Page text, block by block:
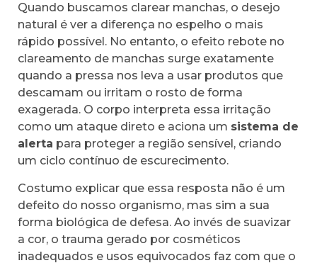
Quando buscamos clarear manchas, o desejo
natural é ver a diferença no espelho o mais
rápido possível. No entanto, o efeito rebote no
clareamento de manchas surge exatamente
quando a pressa nos leva a usar produtos que
descamam ou irritam o rosto de forma
exagerada. O corpo interpreta essa irritação
como um ataque direto e aciona um sistema de
alerta para proteger a região sensível, criando
um ciclo contínuo de escurecimento.
Costumo explicar que essa resposta não é um
defeito do nosso organismo, mas sim a sua
forma biológica de defesa. Ao invés de suavizar
a cor, o trauma gerado por cosméticos
inadequados e usos equivocados faz com que o